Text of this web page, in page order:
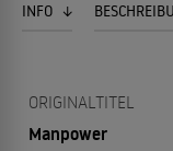
INFO
ORIGINALTITEL
Manpower